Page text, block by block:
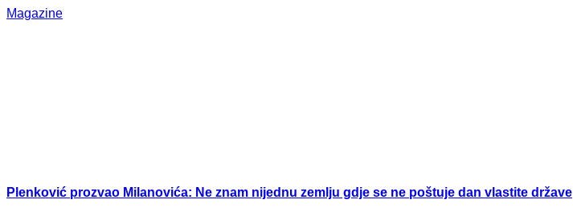
Magazine
Plenković prozvao Milanovića: Ne znam nijednu zemlju gdje se ne poštuje dan vlastite države